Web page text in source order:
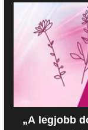
„A legjobb